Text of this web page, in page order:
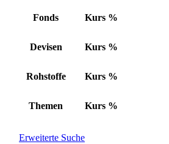
Fonds Kurs %
Devisen Kurs %
Rohstoffe Kurs %
Themen Kurs %
Erweiterte Suche